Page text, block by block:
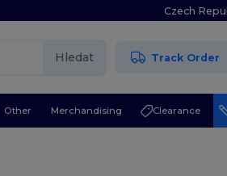
Czech
Hledat Track Order
Other Merchandising Clearance